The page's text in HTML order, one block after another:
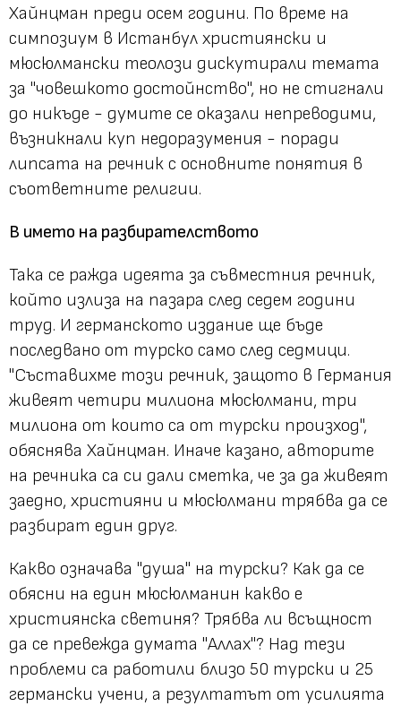
Хайнцман преди осем години. По време на
симпозиум в Истанбул християнски и
мюсюлмански теолози дискутирали темата
за "човешкото достойнство", но не стигнали
до никъде - думите се оказали непреводими,
възникнали куп недоразумения - поради
липсата на речник с основните понятия в
съответните религии.
В името на разбирателството
Така се ражда идеята за съвместния речник,
който излиза на пазара след седем години
труд. И германското издание ще бъде
последвано от турско само след седмици.
"Съставихме този речник, защото в Германия
живеят четири милиона мюсюлмани, три
милиона от които са от турски произход",
обяснява Хайнцман. Иначе казано, авторите
на речника са си дали сметка, че за да живеят
заедно, християни и мюсюлмани трябва да се
разбират един друг.
Какво означава "душа" на турски? Как да се
обясни на един мюсюлманин какво е
християнска светиня? Трябва ли всъщност
да се превежда думата "Аллах"? Над тези
проблеми са работили близо 50 турски и 25
германски учени, а резултатът от усилията